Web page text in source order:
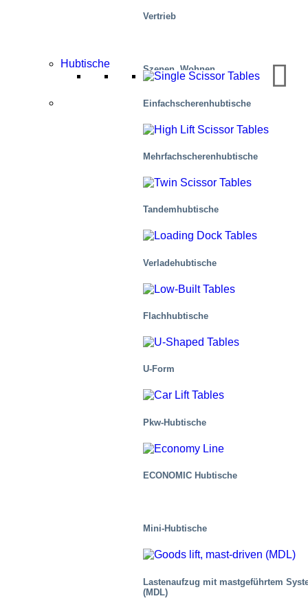
Vertrieb
Szenen, Wohnen
Hubtische
Einfachscherenhubtische
Mehr­fachscher­en­hub­tische
Tandemhubtische
Verladehubtische
Flachhubtische
U-Form
Pkw-Hubtische
ECONOMIC Hubtische
Mini-Hubtische
Lastenaufzug mit mastgeführtem
(MDL)